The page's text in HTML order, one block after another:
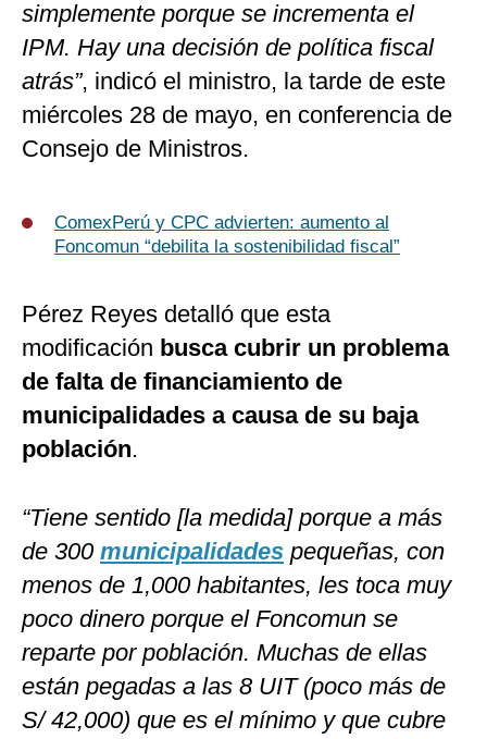
simplemente porque se incrementa el
IPM. Hay una decisión de política fiscal
atrás”, indicó el ministro, la tarde de este
miércoles 28 de mayo, en conferencia de
Consejo de Ministros.
ComexPerú y CPC advierten: aumento al
Foncomun “debilita la sostenibilidad fiscal”
Pérez Reyes detalló que esta
modificación busca cubrir un problema
de falta de financiamiento de
municipalidades a causa de su baja
población.
“Tiene sentido [la medida] porque a más
de 300 municipalidades pequeñas, con
menos de 1,000 habitantes, les toca muy
poco dinero porque el Foncomun se
reparte por población. Muchas de ellas
están pegadas a las 8 UIT (poco más de
S/ 42,000) que es el mínimo y que cubre